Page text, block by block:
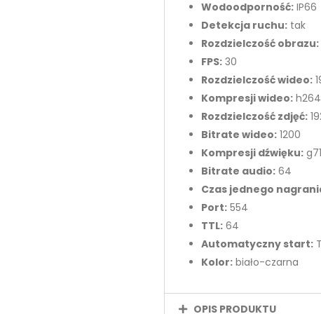
Wodoodporność: IP66
Detekcja ruchu: tak
Rozdzielczość obrazu:
FPS: 30
Rozdzielczość wideo:
Kompresji wideo: h264
Rozdzielczość zdjęć:
Bitrate wideo: 1200
Kompresji dźwięku:
Bitrate audio: 64
Czas jednego
Port: 554
TTL: 64
Automatyczny start:
Kolor: biało-czarna
OPIS PRODUKTU